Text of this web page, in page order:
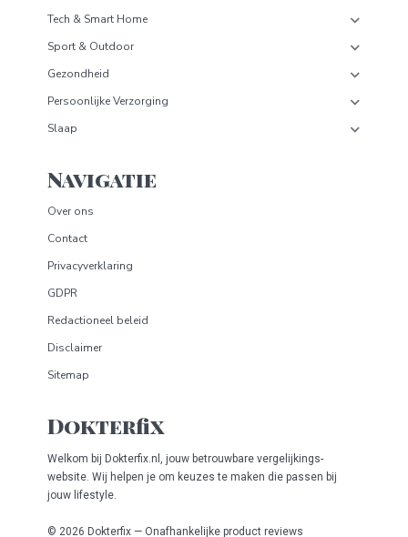
Tech & Smart Home
Sport & Outdoor
Gezondheid
Persoonlijke Verzorging
Slaap
Navigatie
Over ons
Contact
Privacyverklaring
GDPR
Redactioneel beleid
Disclaimer
Sitemap
Dokterfix
Welkom bij Dokterfix.nl, jouw betrouwbare vergelijkings­
website. Wij helpen je om keuzes te maken die passen bij
jouw lifestyle.
© 2026 Dokterfix — Onafhankelijke product reviews